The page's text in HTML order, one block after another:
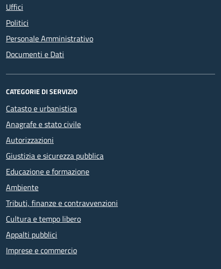
Uffici
Politici
Personale Amministrativo
Documenti e Dati
CATEGORIE DI SERVIZIO
Catasto e urbanistica
Anagrafe e stato civile
Autorizzazioni
Giustizia e sicurezza pubblica
Educazione e formazione
Ambiente
Tributi, finanze e contravvenzioni
Cultura e tempo libero
Appalti pubblici
Imprese e commercio